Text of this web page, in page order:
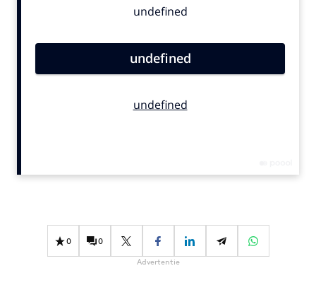
Contentmarketing
Effectiviteit
Gedragsverandering
0 0
Advertentie